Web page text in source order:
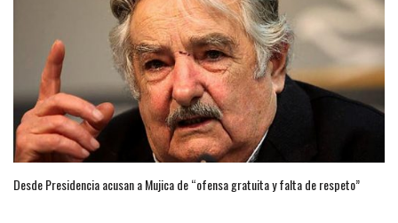
Desde Presidencia acusan a Mujica de “ofensa gratuita y falta de respeto”